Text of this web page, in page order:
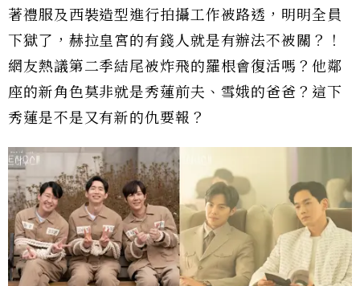
著禮服及西裝造型進行拍攝工作被路透，明明全員
下獄了，赫拉皇宮的有錢人就是有辦法不被關？！
網友熱議第二季結尾被炸飛的羅根會復活嗎？他鄰
座的新角色莫非就是秀蓮前夫、雪娥的爸爸？這下
秀蓮是不是又有新的仇要報？